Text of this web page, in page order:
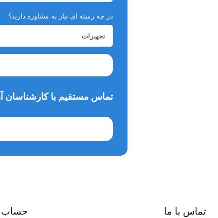
در چه زمینه ای نیاز به مشاوره دارید؟
تماس مستقیم با کارشناسان
تماس با ما